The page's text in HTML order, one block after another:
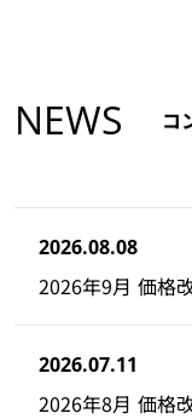
NEWS コ
2026.08.08
2026年9月 価格
2026.07.11
2026年8月 価格